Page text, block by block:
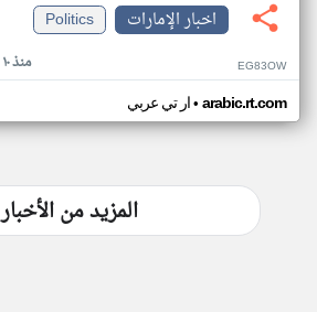
اخبار الإمارات
Politics
منذ ١٠ ساعات EG83OW
ار تي عربي• arabic.rt.com
المزيد من الأخبار